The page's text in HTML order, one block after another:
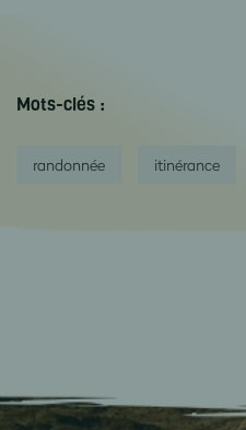
Mots-clés :
randonnée itinérance